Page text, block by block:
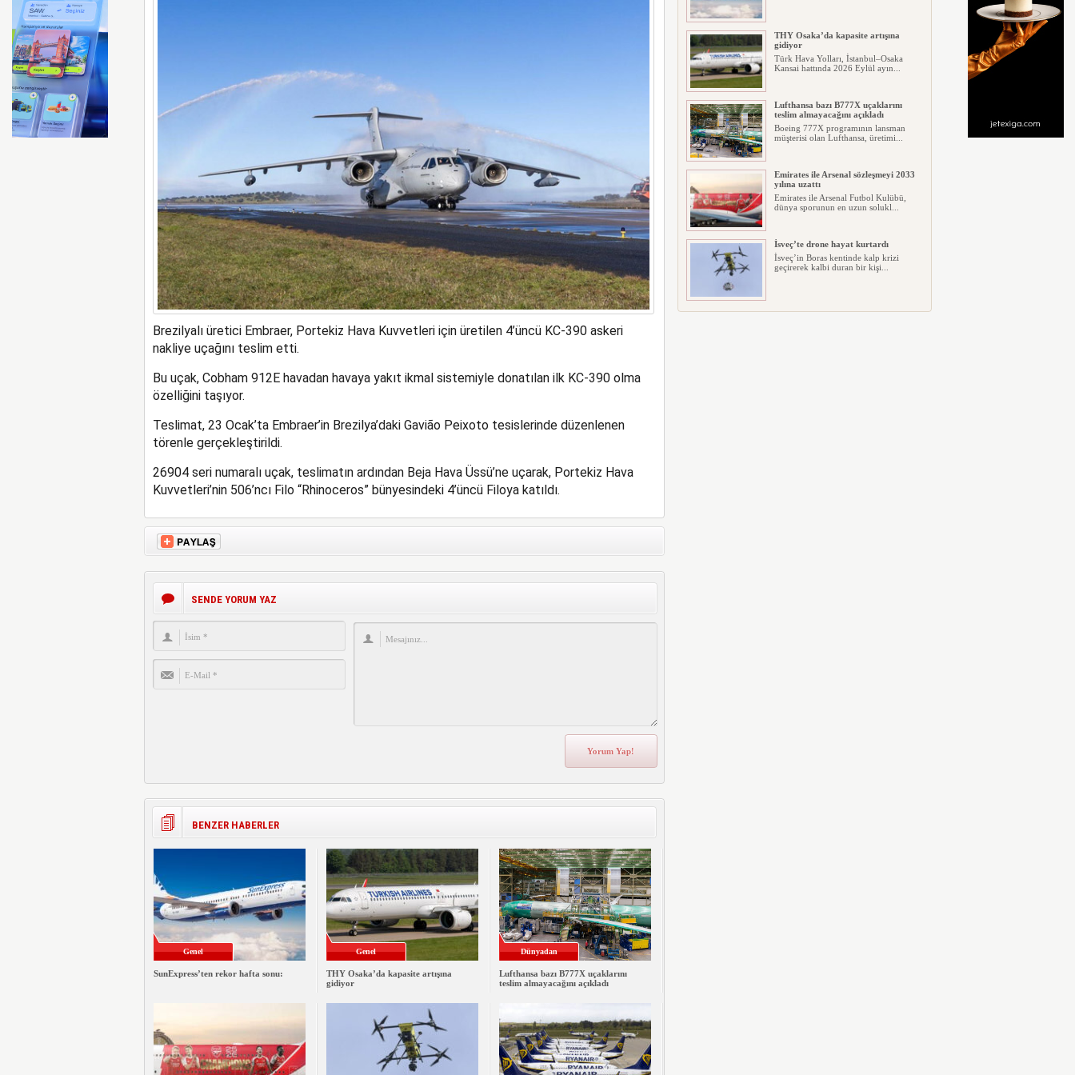
Brezilyalı üretici Embraer, Portekiz Hava Kuvvetleri için üretilen 4’üncü KC-390 askeri
nakliye uçağını teslim etti.
Bu uçak, Cobham 912E havadan havaya yakıt ikmal sistemiyle donatılan ilk KC-390 olma
özelliğini taşıyor.
Teslimat, 23 Ocak’ta Embraer’in Brezilya’daki Gavião Peixoto tesislerinde düzenlenen
törenle gerçekleştirildi.
26904 seri numaralı uçak, teslimatın ardından Beja Hava Üssü’ne uçarak, Portekiz Hava
Kuvvetleri’nin 506’ncı Filo “Rhinoceros” bünyesindeki 4’üncü Filoya katıldı.
SENDE YORUM YAZ
BENZER HABERLER
Genel
SunExpress’ten rekor hafta sonu:
Genel
THY Osaka’da kapasite artışına
gidiyor
Dünyadan
Lufthansa bazı B777X uçaklarını
teslim almayacağını açıkladı
THY Osaka’da kapasite artışına
gidiyor
Türk Hava Yolları, İstanbul–Osaka
Kansai hattında 2026 Eylül ayın...
Lufthansa bazı B777X uçaklarını
teslim almayacağını açıkladı
Boeing 777X programının lansman
müşterisi olan Lufthansa, üretimi...
Emirates ile Arsenal sözleşmeyi 2033
yılına uzattı
Emirates ile Arsenal Futbol Kulübü,
dünya sporunun en uzun solukl...
İsveç’te drone hayat kurtardı
İsveç’in Boras kentinde kalp krizi
geçirerek kalbi duran bir kişi...
Ryanair kış sezonunda Fas’ta rekor